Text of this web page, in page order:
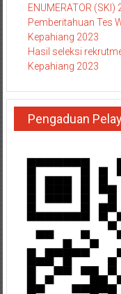
ENUMERATOR (SKI)
Pemberitahuan Tes
Kepahiang 2023
Hasil seleksi
Kepahiang 2023
Pengaduan